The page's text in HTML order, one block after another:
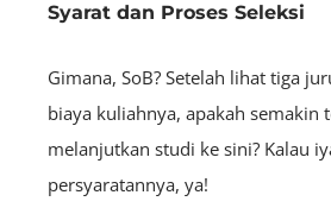
Syarat dan Proses Seleksi
Gimana, SoB? Setelah lihat tiga
biaya kuliahnya, apakah semakin
melanjutkan studi ke sini? Kalau
persyaratannya, ya!